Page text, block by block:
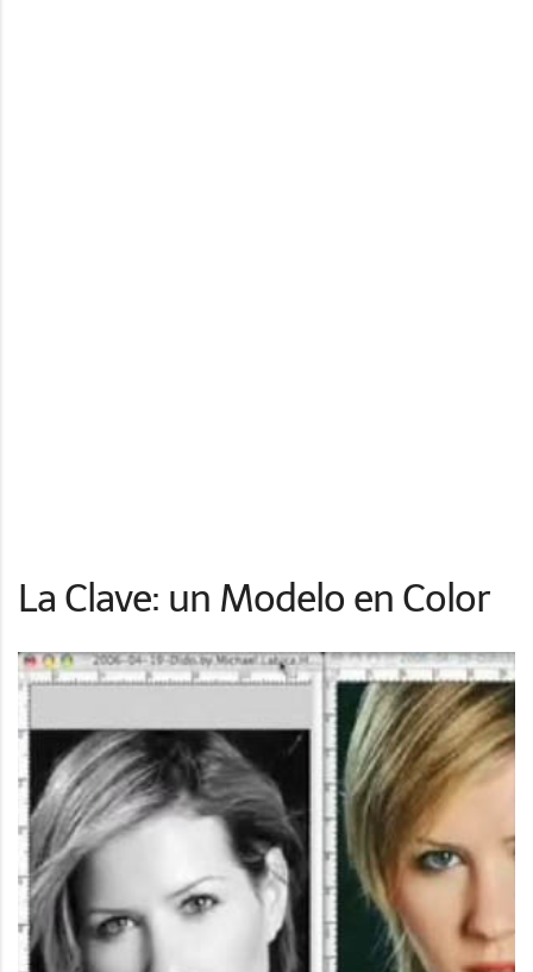
La Clave: un Modelo en Color